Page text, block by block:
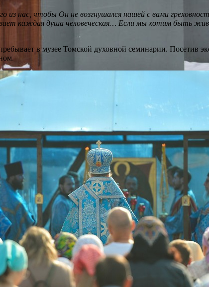
нас, чтобы Он не возгнушался нашей с вами
каждая душа человеческая… Если мы хотим быть
в музее Томской духовной семинарии. Посетив